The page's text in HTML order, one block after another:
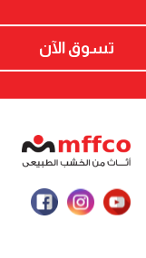
تسوق الآن